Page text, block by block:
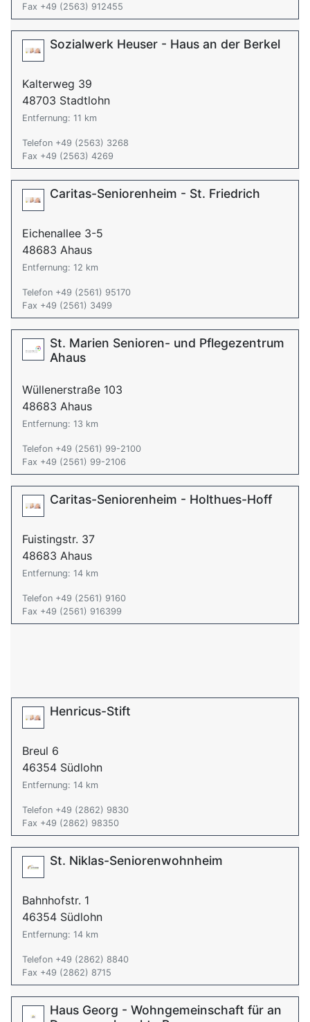
Fax +49 (2563) 912455
Sozialwerk Heuser - Haus an der Berkel
Kalterweg 39
48703 Stadtlohn
Entfernung: 11 km
Telefon +49 (2563) 3268
Fax +49 (2563) 4269
Caritas-Seniorenheim - St. Friedrich
Eichenallee 3-5
48683 Ahaus
Entfernung: 12 km
Telefon +49 (2561) 95170
Fax +49 (2561) 3499
St. Marien Senioren- und Pflegezentrum
Ahaus
Wüllenerstraße 103
48683 Ahaus
Entfernung: 13 km
Telefon +49 (2561) 99-2100
Fax +49 (2561) 99-2106
Caritas-Seniorenheim - Holthues-Hoff
Fuistingstr. 37
48683 Ahaus
Entfernung: 14 km
Telefon +49 (2561) 9160
Fax +49 (2561) 916399
Henricus-Stift
Breul 6
46354 Südlohn
Entfernung: 14 km
Telefon +49 (2862) 9830
Fax +49 (2862) 98350
St. Niklas-Seniorenwohnheim
Bahnhofstr. 1
46354 Südlohn
Entfernung: 14 km
Telefon +49 (2862) 8840
Fax +49 (2862) 8715
Haus Georg - Wohngemeinschaft für an